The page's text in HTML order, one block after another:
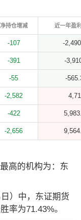
净持仓增减 近一年盈
-107 -
-391 -
-55 -
-2,582
-422
-2,656
高的机构为：东
）中，东证期货
率为71.43%。